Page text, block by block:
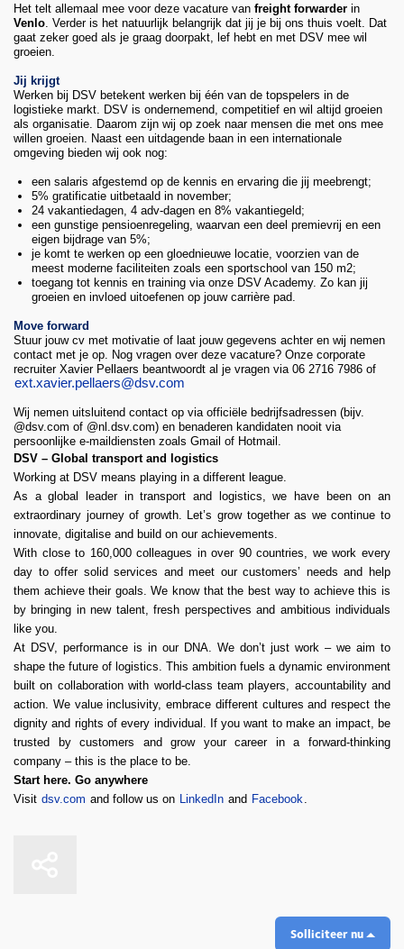
Het telt allemaal mee voor deze vacature van freight forwarder in
Venlo. Verder is het natuurlijk belangrijk dat jij je bij ons thuis voelt. Dat
gaat zeker goed als je graag doorpakt, lef hebt en met DSV mee wil
groeien.
Jij krijgt
Werken bij DSV betekent werken bij één van de topspelers in de
logistieke markt. DSV is ondernemend, competitief en wil altijd groeien
als organisatie. Daarom zijn wij op zoek naar mensen die met ons mee
willen groeien. Naast een uitdagende baan in een internationale
omgeving bieden wij ook nog:
een salaris afgestemd op de kennis en ervaring die jij meebrengt;
5% gratificatie uitbetaald in november;
24 vakantiedagen, 4 adv-dagen en 8% vakantiegeld;
een gunstige pensioenregeling, waarvan een deel premievrij en een
eigen bijdrage van 5%;
je komt te werken op een gloednieuwe locatie, voorzien van de
meest moderne faciliteiten zoals een sportschool van 150 m2;
toegang tot kennis en training via onze DSV Academy. Zo kan jij
groeien en invloed uitoefenen op jouw carrière pad.
Move forward
Stuur jouw cv met motivatie of laat jouw gegevens achter en wij nemen
contact met je op. Nog vragen over deze vacature? Onze corporate
recruiter Xavier Pellaers beantwoordt al je vragen via 06 2716 7986 of
ext.xavier.pellaers@dsv.com
Wij nemen uitsluitend contact op via officiële bedrijfsadressen (bijv.
@dsv.com of @nl.dsv.com) en benaderen kandidaten nooit via
persoonlijke e-maildiensten zoals Gmail of Hotmail.
DSV – Global transport and logistics
Working at DSV means playing in a different league.
As a global leader in transport and logistics, we have been on an
extraordinary journey of growth. Let’s grow together as we continue to
innovate, digitalise and build on our achievements.
With close to 160,000 colleagues in over 90 countries, we work every
day to offer solid services and meet our customers’ needs and help
them achieve their goals. We know that the best way to achieve this is
by bringing in new talent, fresh perspectives and ambitious individuals
like you.
At DSV, performance is in our DNA. We don’t just work – we aim to
shape the future of logistics. This ambition fuels a dynamic environment
built on collaboration with world-class team players, accountability and
action. We value inclusivity, embrace different cultures and respect the
dignity and rights of every individual. If you want to make an impact, be
trusted by customers and grow your career in a forward-thinking
company – this is the place to be.
Start here. Go anywhere
Visit dsv.com and follow us on LinkedIn and Facebook.
Solliciteer nu